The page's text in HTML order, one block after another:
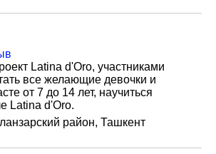
Latina d'Oro, участниками
все желающие девочки и
от 7 до 14 лет, научиться
Latina d'Oro.
район, Ташкент